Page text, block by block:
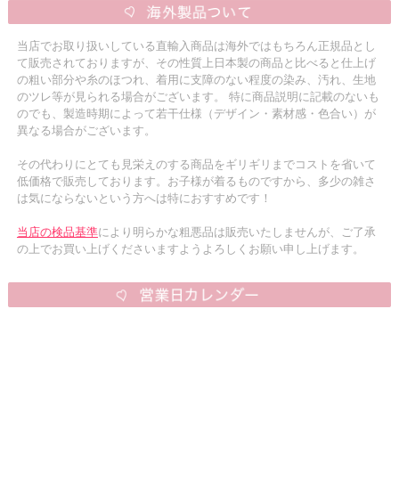
当店でお取り扱いしている直輸入商品は海外ではもちろん正規品とし
て販売されておりますが、その性質上日本製の商品と比べると仕上げ
の粗い部分や糸のほつれ、着用に支障のない程度の染み、汚れ、生地
のツレ等が見られる場合がございます。 特に商品説明に記載のないも
のでも、製造時期によって若干仕様（デザイン・素材感・色合い）が
異なる場合がございます。
その代わりにとても見栄えのする商品をギリギリまでコストを省いて
低価格で販売しております。お子様が着るものですから、多少の雑さ
は気にならないという方へは特におすすめです！
当店の検品基準により明らかな粗悪品は販売いたしませんが、ご了承
の上でお買い上げくださいますようよろしくお願い申し上げます。